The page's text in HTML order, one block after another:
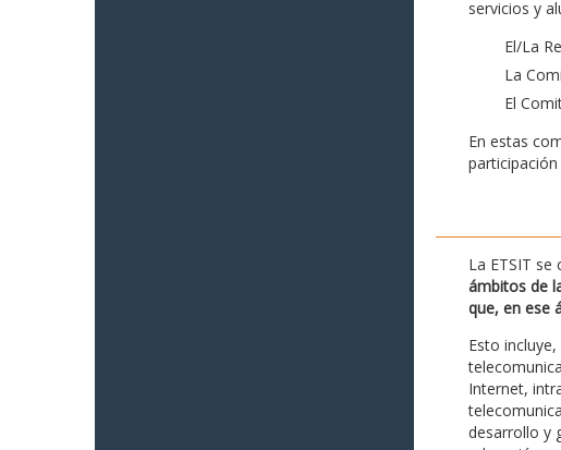
servicios y
El/La
La
El
En estas
La ETSIT
ámbitos de
que, en ese
Esto
Internet,
desarrollo y